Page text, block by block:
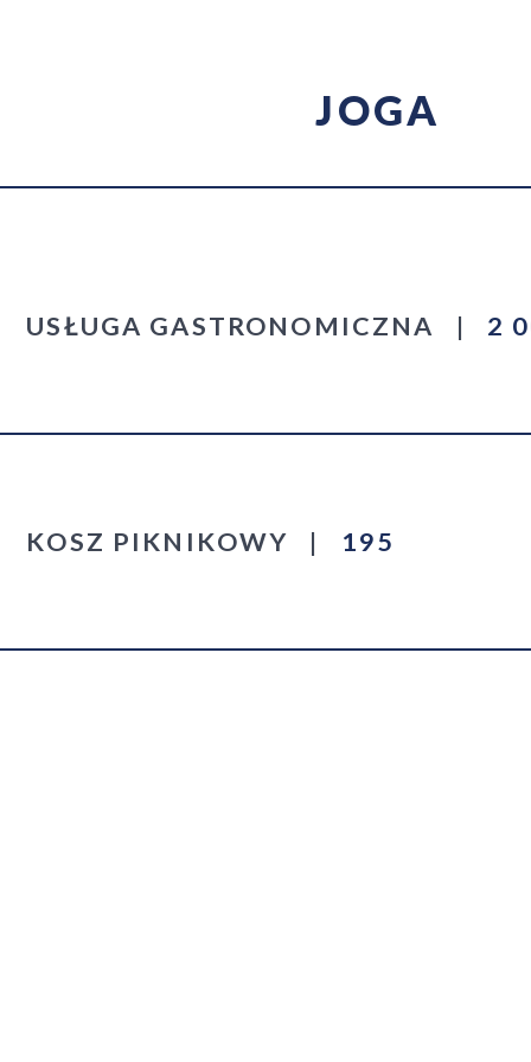
JOGA
USŁUGA GASTRONOMICZNA | 2
KOSZ PIKNIKOWY | 195